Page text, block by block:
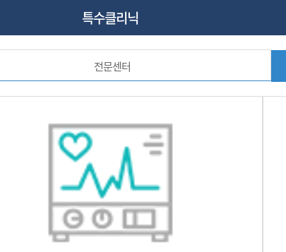
특수클리닉
전문센터